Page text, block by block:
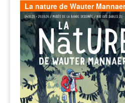
La nature de Wauter